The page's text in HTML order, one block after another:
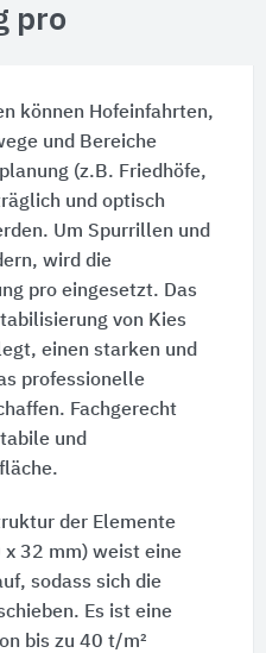
pro
können Hofeinfahrten,
und Bereiche
(z.B. Friedhöfe,
und optisch
Um Spurrillen und
wird die
proeingesetzt. Das
von Kies
einen starken und
professionelle
Fachgerecht
und
der Elemente
x 32 mm)weist eine
sodass sich die
Es ist eine
bis zu 40 t/m²